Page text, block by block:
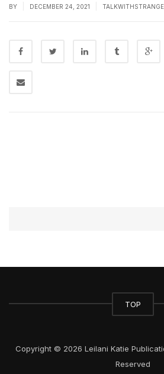
BY DECEMBER 24, 2021
TOP
Copyright © 2026 Leilani Katie
Reserved